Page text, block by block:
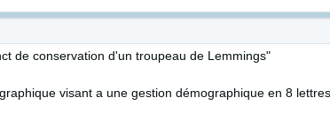
de conservation d'un troupeau de Lemmings"
visant a une gestion démographique en 8